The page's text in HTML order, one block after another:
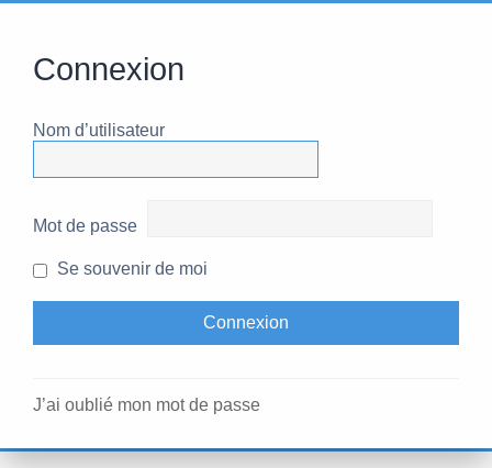
Connexion
Nom d’utilisateur
Mot de passe
Se souvenir de moi
J’ai oublié mon mot de passe